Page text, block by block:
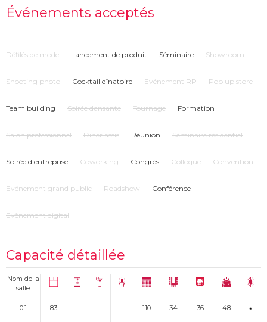
privatif, sur l'une de nos grandes terrasses ou bien à l'intérieur du château.
- Privatisez intégralement un étage et vivez une journée à votre propre
rythme, 100% adaptée à vos besoins.
Événements acceptés
Défilés de mode Lancement de produit Séminaire Showroom
Shooting photo Cocktail dînatoire Evénement RP Pop up store
Team building Soirée dansante Tournage Formation
Salon professionnel Diner assis Réunion Séminaire résidentiel
Soirée d'entreprise Coworking Congrés Colloque Convention
Evénement grand public Roadshow Conférence
Evènement digital
Capacité détaillée
Nom de la
salle
0.1 83 - - 110 34 36 48